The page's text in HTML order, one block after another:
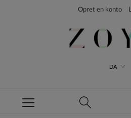
Opret en konto
DA